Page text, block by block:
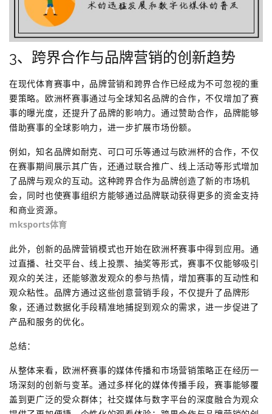
3、跨界合作与品牌营销的创新趋势
在现代体育赛事中，品牌营销和跨界合作已经成为不可忽视的重
要策略。欧洲杯赛事通过与全球知名品牌的合作，不仅增加了赛
事的曝光度，还提升了品牌的影响力。通过赞助合作，品牌能够
借助赛事的全球影响力，进一步扩展市场份额。
例如，知名品牌如耐克、可口可乐等通过与欧洲杯的合作，不仅
在赛事期间展示其广告，还通过联合推广、线上活动等形式增加
了品牌与观众的互动。这种跨界合作为品牌创造了新的市场机
会，同时也使赛事组织方能够通过品牌联动获得更多的资金支持
和商业资源。
mksports体育
此外，创新的品牌营销模式也开始在欧洲杯赛事中得到应用。通
过直播、社交平台、线上投票、抽奖等形式，赛事不仅能够吸引
观众的关注，还能够激发观众的参与热情，增加赛事的互动性和
观众粘性。品牌方通过这些创意营销手段，不仅提升了品牌形
象，还通过数据化手段精准地捕捉到观众的需求，进一步促进了
产品和服务的优化。
总结：
从整体来看，欧洲杯赛事的媒体传播和市场营销策略正在经历一
场深刻的创新与变革。通过多样化的媒体传播手段，赛事能够覆
盖到更广泛的受众群体；社交媒体与数字平台的深度融合为观众